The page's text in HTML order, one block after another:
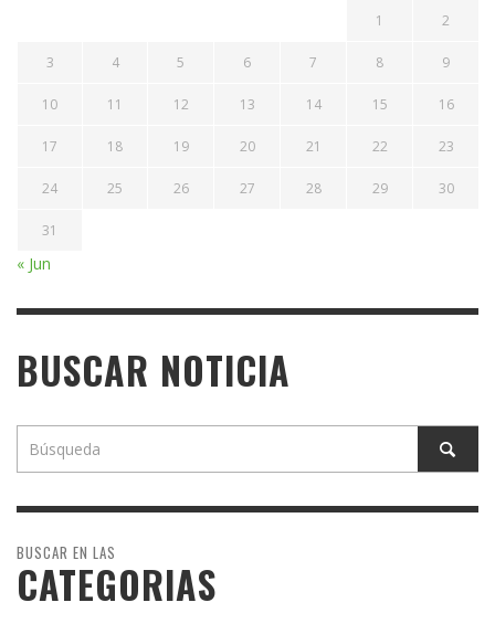
1 2
3 4 5 6 7 8 9
10 11 12 13 14 15 16
17 18 19 20 21 22 23
24 25 26 27 28 29 30
31
« Jun
BUSCAR NOTICIA
BUSCAR EN LAS
CATEGORIAS